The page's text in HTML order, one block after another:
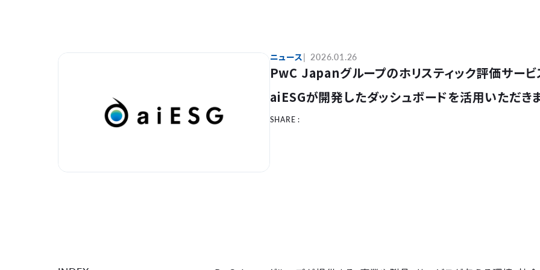
ニュース 2026.01.26
PwC Japanグループのホリスティック評価サービ
aiESGが開発したダッシュボードを活用いただき
SHARE :